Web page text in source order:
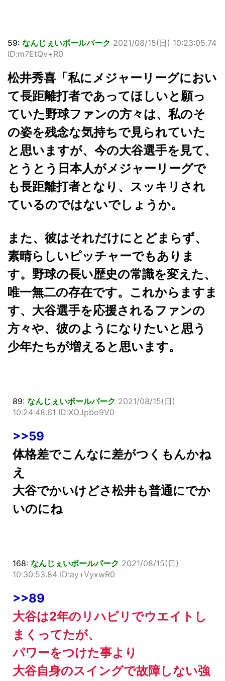
59: なんじぇいボールパーク 2021/08/15(日) 10:23:05.74
ID:m7EtQv+R0
松井秀喜「私にメジャーリーグにおい
て長距離打者であってほしいと願っ
ていた野球ファンの方々は、私のそ
の姿を残念な気持ちで見られていた
と思いますが、今の大谷選手を見て、
とうとう日本人がメジャーリーグで
も長距離打者となり、スッキリされ
ているのではないでしょうか。
また、彼はそれだけにとどまらず、
素晴らしいピッチャーでもありま
す。野球の長い歴史の常識を変えた、
唯一無二の存在です。これからますま
す、大谷選手を応援されるファンの
方々や、彼のようになりたいと思う
少年たちが増えると思います。
89: なんじぇいボールパーク 2021/08/15(日)
10:24:48.61 ID:XOJpbo9V0
>>59
体格差でこんなに差がつくもんかね
え
大谷でかいけどさ松井も普通にでか
いのにね
168: なんじぇいボールパーク 2021/08/15(日)
10:30:53.84 ID:ay+VyxwR0
>>89
大谷は2年のリハビリでウエイトし
まくってたが、
パワーをつけた事より
大谷自身のスイングで故障しない強